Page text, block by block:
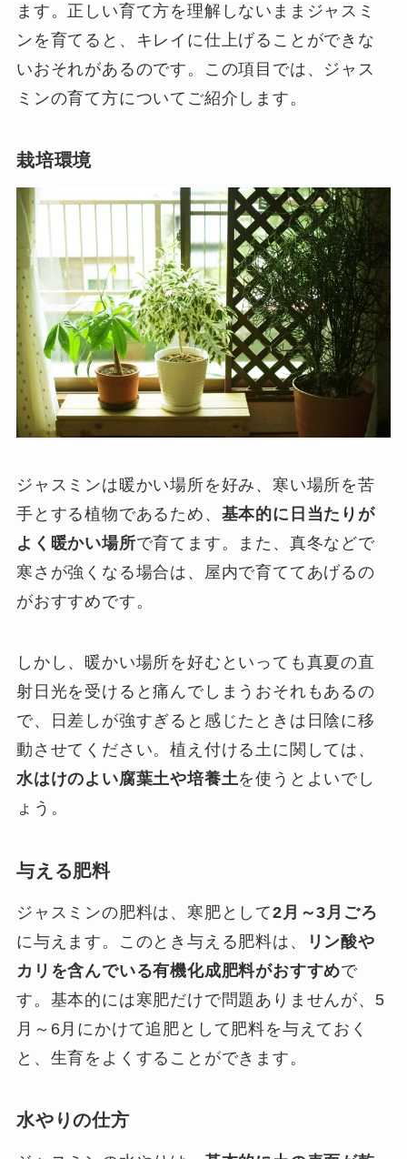
ます。正しい育て方を理解しないままジャスミ
ンを育てると、キレイに仕上げることができな
いおそれがあるのです。この項目では、ジャス
ミンの育て方についてご紹介します。
栽培環境
ジャスミンは暖かい場所を好み、寒い場所を苦
手とする植物であるため、 基本的に日当たりが
よく暖かい場所で育てます。また、真冬などで
寒さが強くなる場合は、屋内で育ててあげるの
がおすすめです。
しかし、暖かい場所を好むといっても真夏の直
射日光を受けると痛んでしまうおそれもあるの
で、日差しが強すぎると感じたときは日陰に移
動させてください。植え付ける土に関しては、
水はけのよい腐葉土や培養土を使うとよいでし
ょう。
与える肥料
ジャスミンの肥料は、寒肥として2月～3月ごろ
に与えます。このとき与える肥料は、
リン酸や
カリを含んでいる有機化成肥料がおすすめで
す。基本的には寒肥だけで問題ありませんが、5
月～6月にかけて追肥として肥料を与えておく
と、生育をよくすることができます。
水やりの仕方